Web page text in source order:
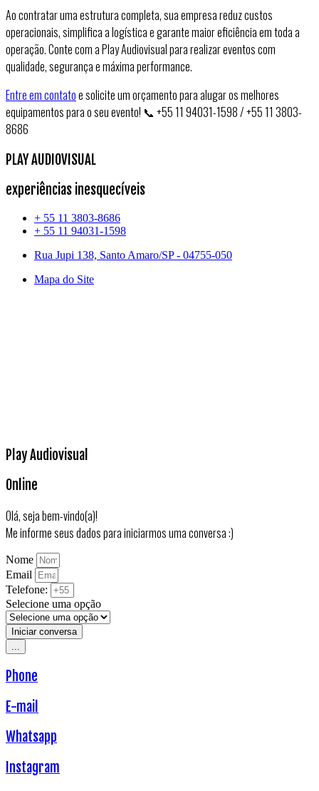
Ao contratar uma estrutura completa, sua empresa reduz custos
operacionais, simplifica a logística e garante maior eficiência em toda a
operação. Conte com a Play Audiovisual para realizar eventos com
qualidade, segurança e máxima performance.
Entre em contatoe solicite um orçamento para alugar os melhores
equipamentos para o seu evento! 📞 +55 11 94031-1598 / +55 11 3803-
8686
PLAY AUDIOVISUAL
experiências inesquecíveis
+ 55 11 3803-8686
+ 55 11 94031-1598
Rua Jupi 138, Santo Amaro/SP - 04755-050
Mapa do Site
Play Audiovisual
Online
Olá, seja bem-vindo(a)!
Me informe seus dados para iniciarmos uma conversa :)
Nome
Email
Telefone:
Selecione uma opção
Iniciar conversa
...
Phone
E-mail
Whatsapp
Instagram